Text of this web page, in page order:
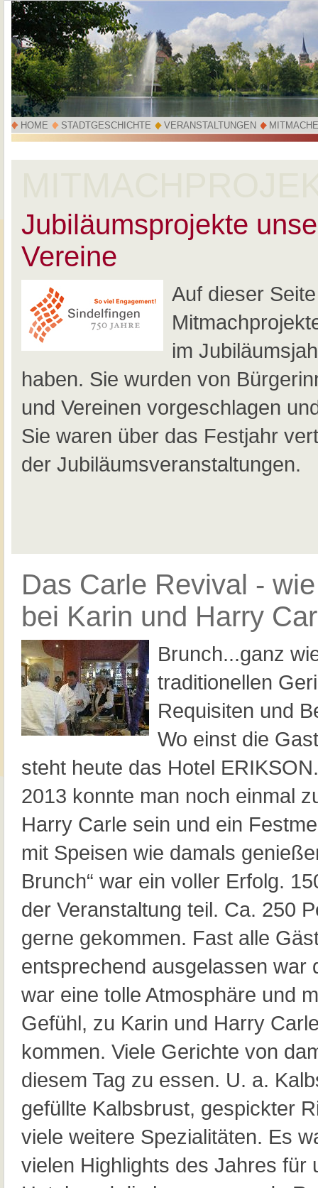
HOME STADTGESCHICHTE VERANSTALTUNGEN
Jubiläumsprojekte
Vereine
Auf dieser
im
haben. Sie wurden von
und Vereinen vorgeschlagen
Sie waren über das Festjahr
der Jubiläumsveranstaltungen.
Das Carle Revival -
bei Karin und Harry
Brunch...ganz
traditionellen
Requisiten und
Wo einst die
steht heute das Hotel
2013 konnte man noch einmal
Harry Carle sein und ein
mit Speisen wie damals
Brunch“ war ein voller Erfolg.
der Veranstaltung teil. Ca. 250
gerne gekommen. Fast alle
entsprechend ausgelassen war
war eine tolle Atmosphäre und
Gefühl, zu Karin und Harry
kommen. Viele Gerichte von
diesem Tag zu essen. U. a.
gefüllte Kalbsbrust, gespickter
viele weitere Spezialitäten. Es
vielen Highlights des Jahres für